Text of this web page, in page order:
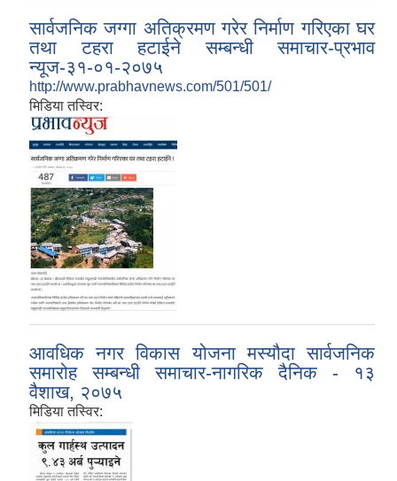
सार्वजनिक जग्गा अतिक्रमण गरेर निर्माण गरिएका घर
तथा टहरा हटाईने सम्बन्धी समाचार-प्रभाव
न्यूज-३१-०१-२०७५
http://www.prabhavnews.com/501/501/
मिडिया तस्विर:
आवधिक नगर विकास योजना मस्यौदा सार्वजनिक
समारोह सम्बन्धी समाचार-नागरिक दैनिक - १३
वैशाख, २०७५
मिडिया तस्विर: